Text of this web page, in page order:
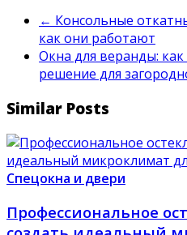
← Консольные
как они работают
Окна для веранды:
решение для
Similar Posts
Спецокна и двери
Профессиональное